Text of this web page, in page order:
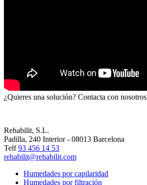
¿Quieres una solución? Contacta con nosotros
Rehabilit, S.L.
Padilla, 240 Interior - 08013 Barcelona
Telf93 456 14 53
rehabilit@rehabilit.com
Humedades por capilaridad
Humedades por filtración